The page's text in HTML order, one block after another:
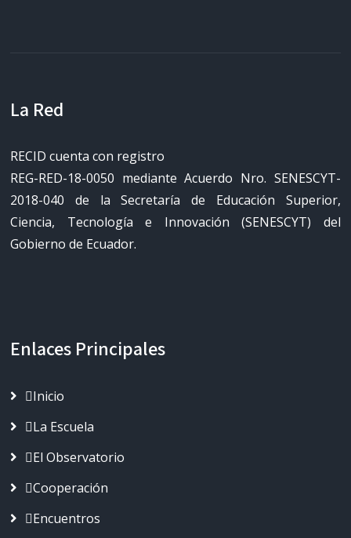
La Red
RECID cuenta con registro
REG-RED-18-0050 mediante Acuerdo Nro. SENESCYT-
2018-040 de la Secretaría de Educación Superior,
Ciencia, Tecnología e Innovación (SENESCYT) del
Gobierno de Ecuador.
Enlaces Principales
Inicio
La Escuela
El Observatorio
Cooperación
Encuentros